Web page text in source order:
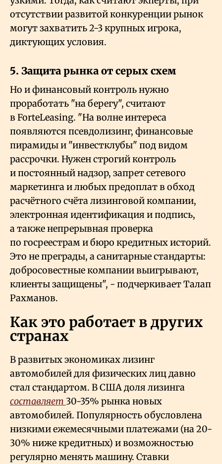
отсутствии развитой конкуренции рынок
могут захватить 2-3 крупных игрока,
диктующих условия.
5. Защита рынка от серых схем
Но и финансовый контроль нужно
проработать "на берегу", считают
в ForteLeasing. "На волне интереса
появляются псевдолизинг, финансовые
пирамиды и "инвестклубы" под видом
рассрочки. Нужен строгий контроль
и постоянный надзор, запрет сетевого
маркетинга и любых предоплат в обход
расчётного счёта лизинговой компании,
электронная идентификация и подпись,
а также непрерывная проверка
по госреестрам и бюро кредитных историй.
Это не преграды, а санитарные стандарты:
добросовестные компании выигрывают,
клиенты защищены", - подчеркивает Талап
Рахманов.
Как это работает в других
странах
В развитых экономиках лизинг
автомобилей для физических лиц давно
стал стандартом. В США доля лизинга
составляет 30-35% рынка новых
автомобилей. Популярность обусловлена
низкими ежемесячными платежами (на 20-
30% ниже кредитных) и возможностью
регулярно менять машину. Ставки